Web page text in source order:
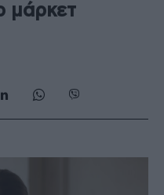
μάρκετ